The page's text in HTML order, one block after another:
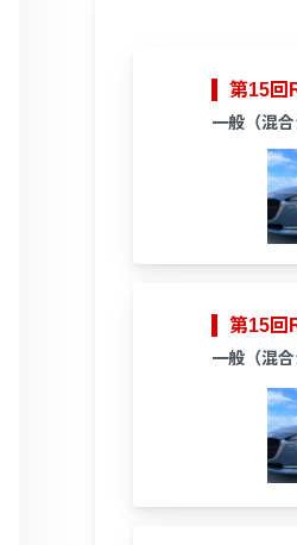
第15回
一般（混合
第15回
一般（混合